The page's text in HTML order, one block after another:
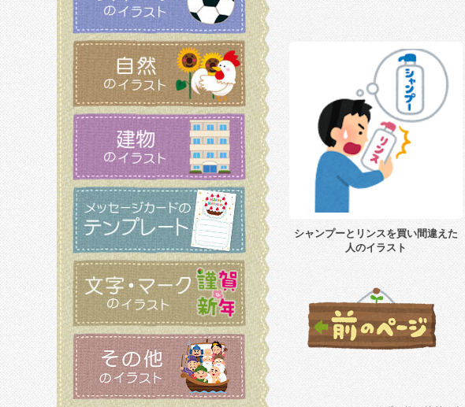
シャンプーとリンスを買い間違えた
人のイラスト